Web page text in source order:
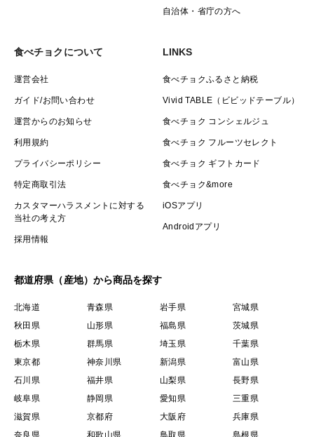
自治体・省庁の方へ
食べチョクについて
運営会社
ガイド/お問い合わせ
運営からのお知らせ
利用規約
プライバシーポリシー
特定商取引法
カスタマーハラスメントに対する
当社の考え方
採用情報
LINKS
食べチョクふるさと納税
Vivid TABLE（ビビッドテーブル）
食べチョク コンシェルジュ
食べチョク フルーツセレクト
食べチョク ギフトカード
食べチョク&more
iOSアプリ
Androidアプリ
都道府県（産地）から商品を探す
北海道 青森県 岩手県
宮城県
秋田県
山形県 福島県
茨城県
栃木県
群馬県 埼玉県
千葉県
東京都
神奈川県 新潟県
富山県
石川県
福井県 山梨県
長野県
岐阜県
静岡県 愛知県
三重県
滋賀県
京都府 大阪府
兵庫県
奈良県
和歌山県 鳥取県 島根県